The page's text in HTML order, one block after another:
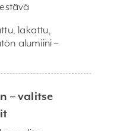
lakattu,
alumiini –
– valitse